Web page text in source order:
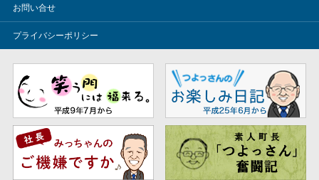
お問い合せ
プライバシーポリシー